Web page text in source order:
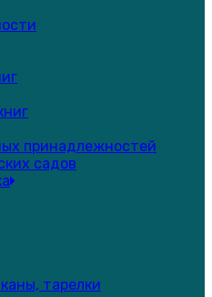
принадлежностей
садов
тарелки